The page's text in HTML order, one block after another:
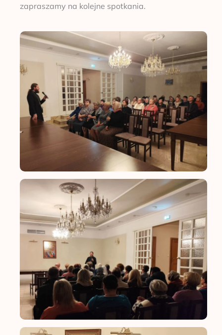
zapraszamy na kolejne spotkania.